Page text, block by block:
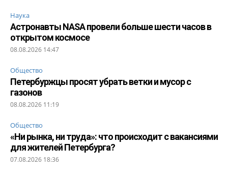
Наука
Астронавты NASA провели больше шести часов в
открытом космосе
08.08.2026 14:47
Общество
Петербуржцы просят убрать ветки и мусор с
газонов
08.08.2026 11:19
Общество
«Ни рынка, ни труда»: что происходит с вакансиями
для жителей Петербурга?
07.08.2026 18:36